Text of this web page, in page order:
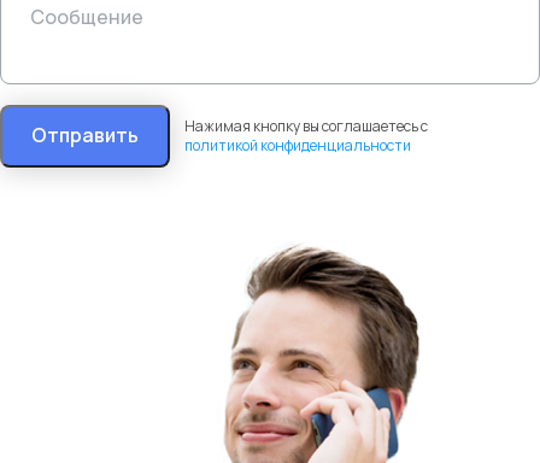
Отправить
Нажимая кнопку вы соглашаетесь с
политикой конфиденциальности